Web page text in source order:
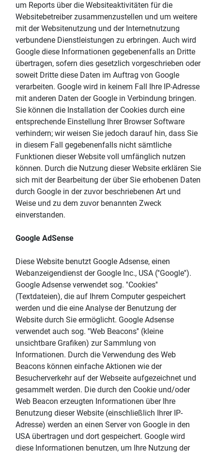
um Reports über die Websiteaktivitäten für die
Websitebetreiber zusammenzustellen und um weitere
mit der Websitenutzung und der Internetnutzung
verbundene Dienstleistungen zu erbringen. Auch wird
Google diese Informationen gegebenenfalls an Dritte
übertragen, sofern dies gesetzlich vorgeschrieben oder
soweit Dritte diese Daten im Auftrag von Google
verarbeiten. Google wird in keinem Fall Ihre IP-Adresse
mit anderen Daten der Google in Verbindung bringen.
Sie können die Installation der Cookies durch eine
entsprechende Einstellung Ihrer Browser Software
verhindern; wir weisen Sie jedoch darauf hin, dass Sie
in diesem Fall gegebenenfalls nicht sämtliche
Funktionen dieser Website voll umfänglich nutzen
können. Durch die Nutzung dieser Website erklären Sie
sich mit der Bearbeitung der über Sie erhobenen Daten
durch Google in der zuvor beschriebenen Art und
Weise und zu dem zuvor benannten Zweck
einverstanden.
Google AdSense
Diese Website benutzt Google Adsense, einen
Webanzeigendienst der Google Inc., USA (''Google'').
Google Adsense verwendet sog. ''Cookies''
(Textdateien), die auf Ihrem Computer gespeichert
werden und die eine Analyse der Benutzung der
Website durch Sie ermöglicht. Google Adsense
verwendet auch sog. ''Web Beacons'' (kleine
unsichtbare Grafiken) zur Sammlung von
Informationen. Durch die Verwendung des Web
Beacons können einfache Aktionen wie der
Besucherverkehr auf der Webseite aufgezeichnet und
gesammelt werden. Die durch den Cookie und/oder
Web Beacon erzeugten Informationen über Ihre
Benutzung dieser Website (einschließlich Ihrer IP-
Adresse) werden an einen Server von Google in den
USA übertragen und dort gespeichert. Google wird
diese Informationen benutzen, um Ihre Nutzung der